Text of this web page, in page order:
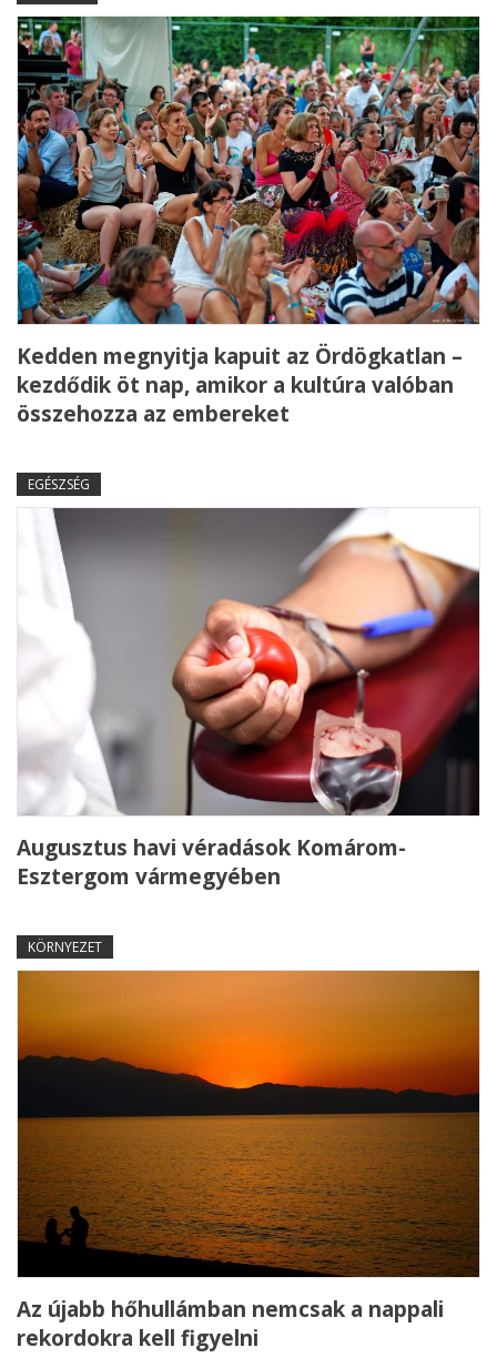
Kedden megnyitja kapuit az Ördögkatlan –
kezdődik öt nap, amikor a kultúra valóban
összehozza az embereket
EGÉSZSÉG
Augusztus havi véradások Komárom-
Esztergom vármegyében
KÖRNYEZET
Az újabb hőhullámban nemcsak a nappali
rekordokra kell figyelni